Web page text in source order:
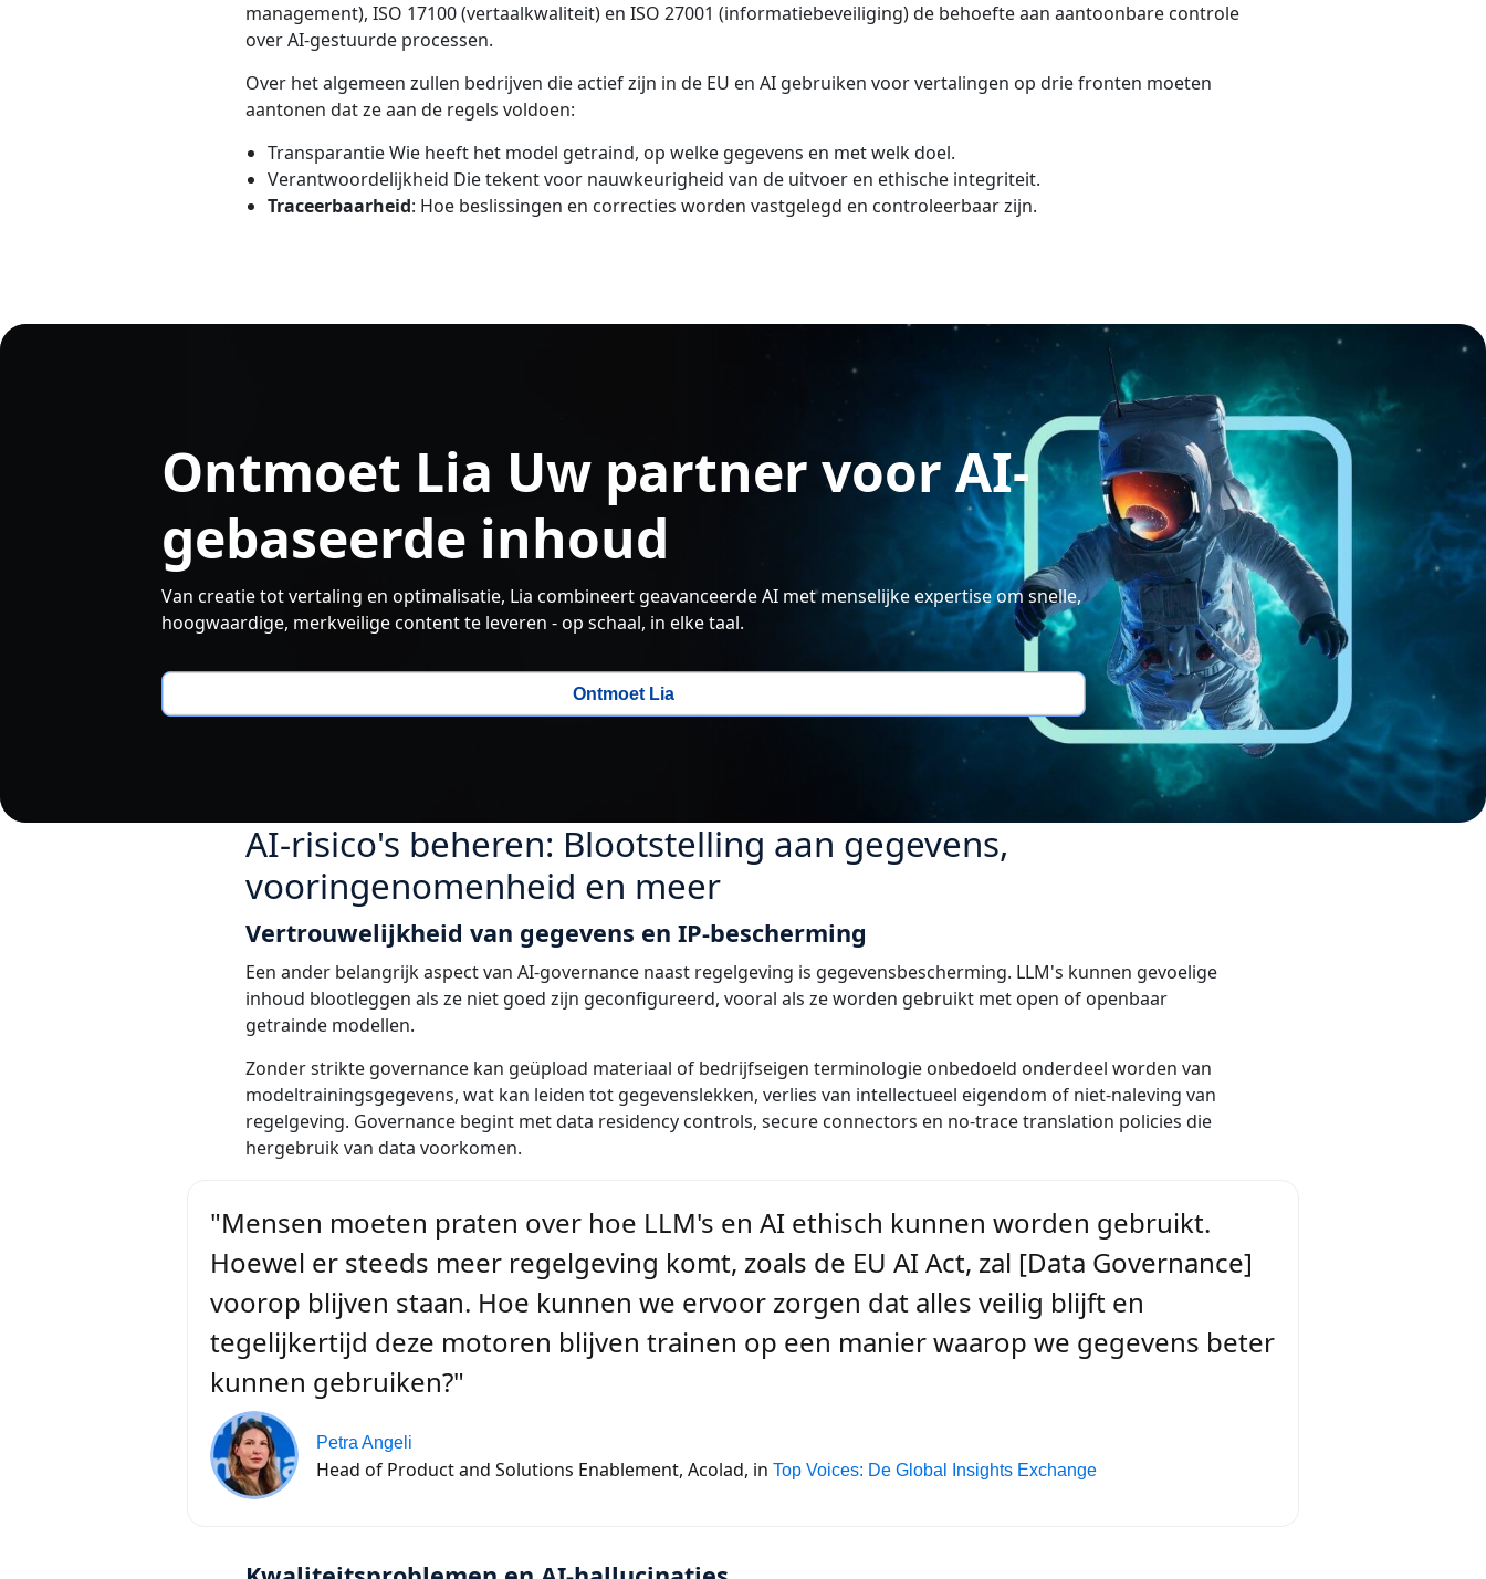
management), ISO 17100 (vertaalkwaliteit) en ISO 27001 (informatiebeveiliging) de behoefte aan aantoonbare controle
over AI-gestuurde processen.
Over het algemeen zullen bedrijven die actief zijn in de EU en AI gebruiken voor vertalingen op drie fronten moeten
aantonen dat ze aan de regels voldoen:
Transparantie Wie heeft het model getraind, op welke gegevens en met welk doel.
Verantwoordelijkheid Die tekent voor nauwkeurigheid van de uitvoer en ethische integriteit.
Traceerbaarheid: Hoe beslissingen en correcties worden vastgelegd en controleerbaar zijn.
Ontmoet Lia Uw partner voor AI-
gebaseerde inhoud
Van creatie tot vertaling en optimalisatie, Lia combineert geavanceerde AI met menselijke expertise om snelle,
hoogwaardige, merkveilige content te leveren - op schaal, in elke taal.
Ontmoet Lia
AI-risico's beheren: Blootstelling aan gegevens,
vooringenomenheid en meer
Vertrouwelijkheid van gegevens en IP-bescherming
Een ander belangrijk aspect van AI-governance naast regelgeving is gegevensbescherming. LLM's kunnen gevoelige
inhoud blootleggen als ze niet goed zijn geconfigureerd, vooral als ze worden gebruikt met open of openbaar
getrainde modellen.
Zonder strikte governance kan geüpload materiaal of bedrijfseigen terminologie onbedoeld onderdeel worden van
modeltrainingsgegevens, wat kan leiden tot gegevenslekken, verlies van intellectueel eigendom of niet-naleving van
regelgeving. Governance begint metdata residency controls, secure connectors en no-trace translation policies die
hergebruik van data voorkomen.
"Mensen moeten praten over hoe LLM's en AI ethisch kunnen worden gebruikt.
Hoewel er steeds meer regelgeving komt, zoals de EU AI Act, zal [Data Governance]
voorop blijven staan. Hoe kunnen we ervoor zorgen dat alles veilig blijft en
tegelijkertijd deze motoren blijven trainen op een manier waarop we gegevens beter
kunnen gebruiken?"
Petra Angeli
Head of Product and Solutions Enablement, Acolad, in Top Voices: De Global Insights Exchange